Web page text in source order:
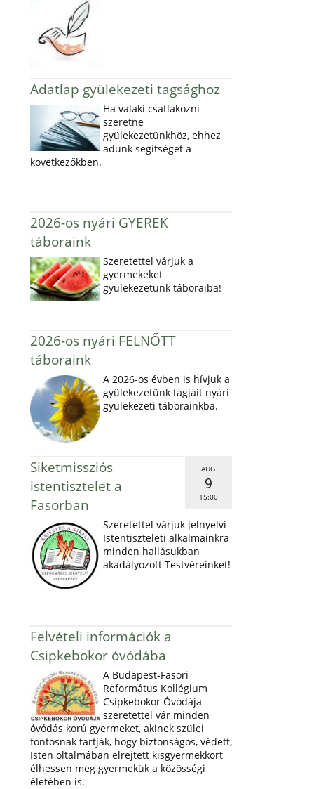
Adatlap gyülekezeti tagsághoz
Ha valaki csatlakozni
szeretne
gyülekezetünkhöz, ehhez
adunk segítséget a
következőkben.
2026-os nyári GYEREK
táboraink
Szeretettel várjuk a
gyermekeket
gyülekezetünk táboraiba!
2026-os nyári FELNŐTT
táboraink
A 2026-os évben is hívjuk a
gyülekezetünk tagjait nyári
gyülekezeti táborainkba.
AUG
9
15:00
Siketmissziós
istentisztelet a
Fasorban
Szeretettel várjuk jelnyelvi
Istentiszteleti alkalmainkra
minden hallásukban
akadályozott Testvéreinket!
Felvételi információk a
Csipkebokor óvódába
A Budapest-Fasori
Református Kollégium
Csipkebokor Óvódája
szeretettel vár minden
óvódás korú gyermeket, akinek szülei
fontosnak tartják, hogy biztonságos, védett,
Isten oltalmában elrejtett kisgyermekkort
élhessen meg gyermekük a közösségi
életében is.